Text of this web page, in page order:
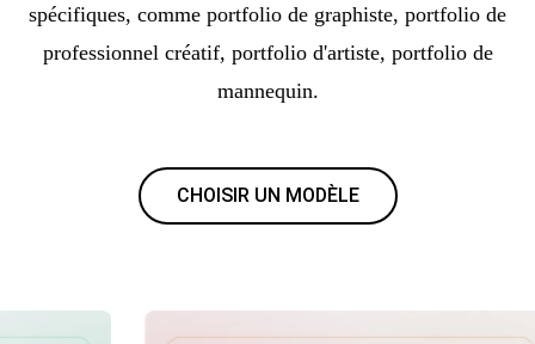
spécifiques, comme portfolio de graphiste, portfolio de
professionnel créatif, portfolio d'artiste, portfolio de
mannequin.
CHOISIR UN MODÈLE